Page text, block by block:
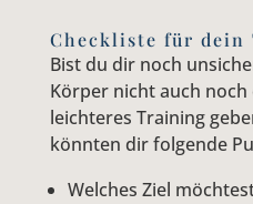
Checkliste für dein
Bist du dir noch
Körper nicht auch noch
leichteres Training
könnten dir folgende
Welches Ziel